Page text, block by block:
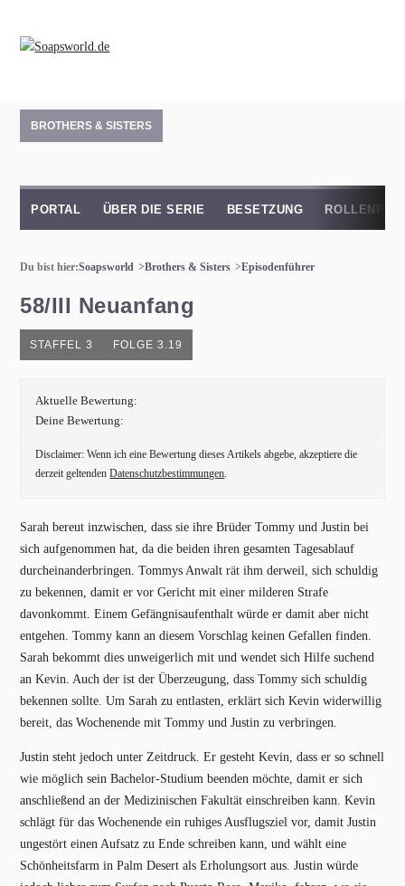
BROTHERS & SISTERS
PORTAL ÜBER DIE SERIE BESETZUNG
Du bist hier:Soapsworld Brothers & Sisters Episodenführer
58/III Neuanfang
STAFFEL 3 FOLGE 3.19
Aktuelle Bewertung:
Deine Bewertung:
Disclaimer: Wenn ich eine Bewertung dieses Artikels abgebe, akzeptiere die
derzeit geltendenDatenschutzbestimmungen.
Sarah bereut inzwischen, dass sie ihre Brüder Tommy und Justin bei
sich aufgenommen hat, da die beiden ihren gesamten Tagesablauf
durcheinanderbringen. Tommys Anwalt rät ihm derweil, sich schuldig
zu bekennen, damit er vor Gericht mit einer milderen Strafe
davonkommt. Einem Gefängnisaufenthalt würde er damit aber nicht
entgehen. Tommy kann an diesem Vorschlag keinen Gefallen finden.
Sarah bekommt dies unweigerlich mit und wendet sich Hilfe suchend
an Kevin. Auch der ist der Überzeugung, dass Tommy sich schuldig
bekennen sollte. Um Sarah zu entlasten, erklärt sich Kevin widerwillig
bereit, das Wochenende mit Tommy und Justin zu verbringen.
Justin steht jedoch unter Zeitdruck. Er gesteht Kevin, dass er so schnell
wie möglich sein Bachelor-Studium beenden möchte, damit er sich
anschließend an der Medizinischen Fakultät einschreiben kann. Kevin
schlägt für das Wochenende ein ruhiges Ausflugsziel vor, damit Justin
ungestört einen Aufsatz zu Ende schreiben kann, und wählt eine
Schönheitsfarm in Palm Desert als Erholungsort aus. Justin würde